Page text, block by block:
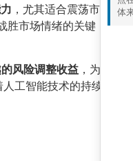
，尤其适合震荡市和结
胜市场情绪的关键，量化
风险调整收益 ，为量化
工智能技术的持续进化
体